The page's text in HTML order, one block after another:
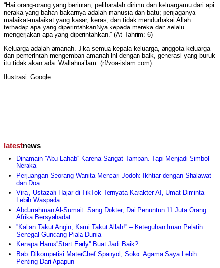
“Hai orang-orang yang beriman, peliharalah dirimu dan keluargamu dari api
neraka yang bahan bakarnya adalah manusia dan batu; penjaganya
malaikat-malaikat yang kasar, keras, dan tidak mendurhakai Allah
terhadap apa yang diperintahkanNya kepada mereka dan selalu
mengerjakan apa yang diperintahkan.” (At-Tahrim: 6)
Keluarga adalah amanah. Jika semua kepala keluarga, anggota keluarga
dan pemerintah mengemban amanah ini dengan baik, generasi yang buruk
itu tidak akan ada. Wallahua’lam. (rf/voa-islam.com)
Ilustrasi: Google
latestnews
Dinamain ''Abu Lahab'' Karena Sangat Tampan, Tapi Menjadi Simbol
Neraka
Perjuangan Seorang Wanita Mencari Jodoh: Ikhtiar dengan Shalawat
dan Doa
Viral, Ustazah Hajar di TikTok Ternyata Karakter AI, Umat Diminta
Lebih Waspada
Abdurrahman Al-Sumait: Sang Dokter, Dai Penuntun 11 Juta Orang
Afrika Bersyahadat
''Kalian Takut Angin, Kami Takut Allah!'' – Keteguhan Iman Pelatih
Senegal Guncang Piala Dunia
Kenapa Harus''Start Early'' Buat Jadi Baik?
Babi Dikompetisi MaterChef Spanyol, Soko: Agama Saya Lebih
Penting Dari Apapun